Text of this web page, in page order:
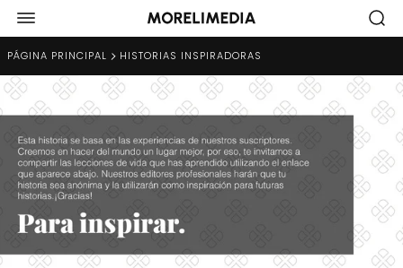
PÁGINA PRINCIPAL HISTORIAS INSPIRADORAS